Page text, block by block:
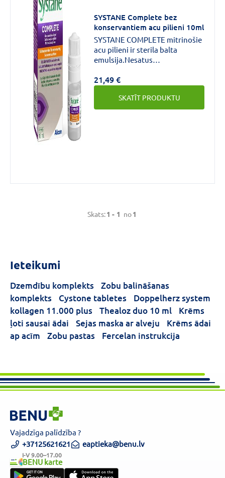
CENA
€ līdz €
Zīmols
SYSTANE Complete bez
konservantiem acu pilieni 10ml
SYSTANE COMPLETE mitrinošie
acu pilieni ir sterila balta
emulsija.Nesatus
COMPLETE mitrinošie acu
pilieni:• nodrošina acs virsmas
aizsardzību;• uzlabo redzes
funkciju;• palīdz atjaunot acs
21,49 €
SKATĪT PRODUKTU
Skats:1 - 1 no1
Ieteikumi
Dzemdību komplekts
Zobu balināšanas
komplekts
Cystone tabletes
Doppelherz system
kollagen 11.000 plus
Thealoz duo 10 ml
Krēms
ļoti sausai ādai
Sejas maska ar alveju
Krēms ādai
ap acīm
Zobu pastas Fercelan instrukcija
Vajadzīga palīdzība ?
+37125621621
I-V 9.00–17.00
eaptieka@benu.lv
BENU karte